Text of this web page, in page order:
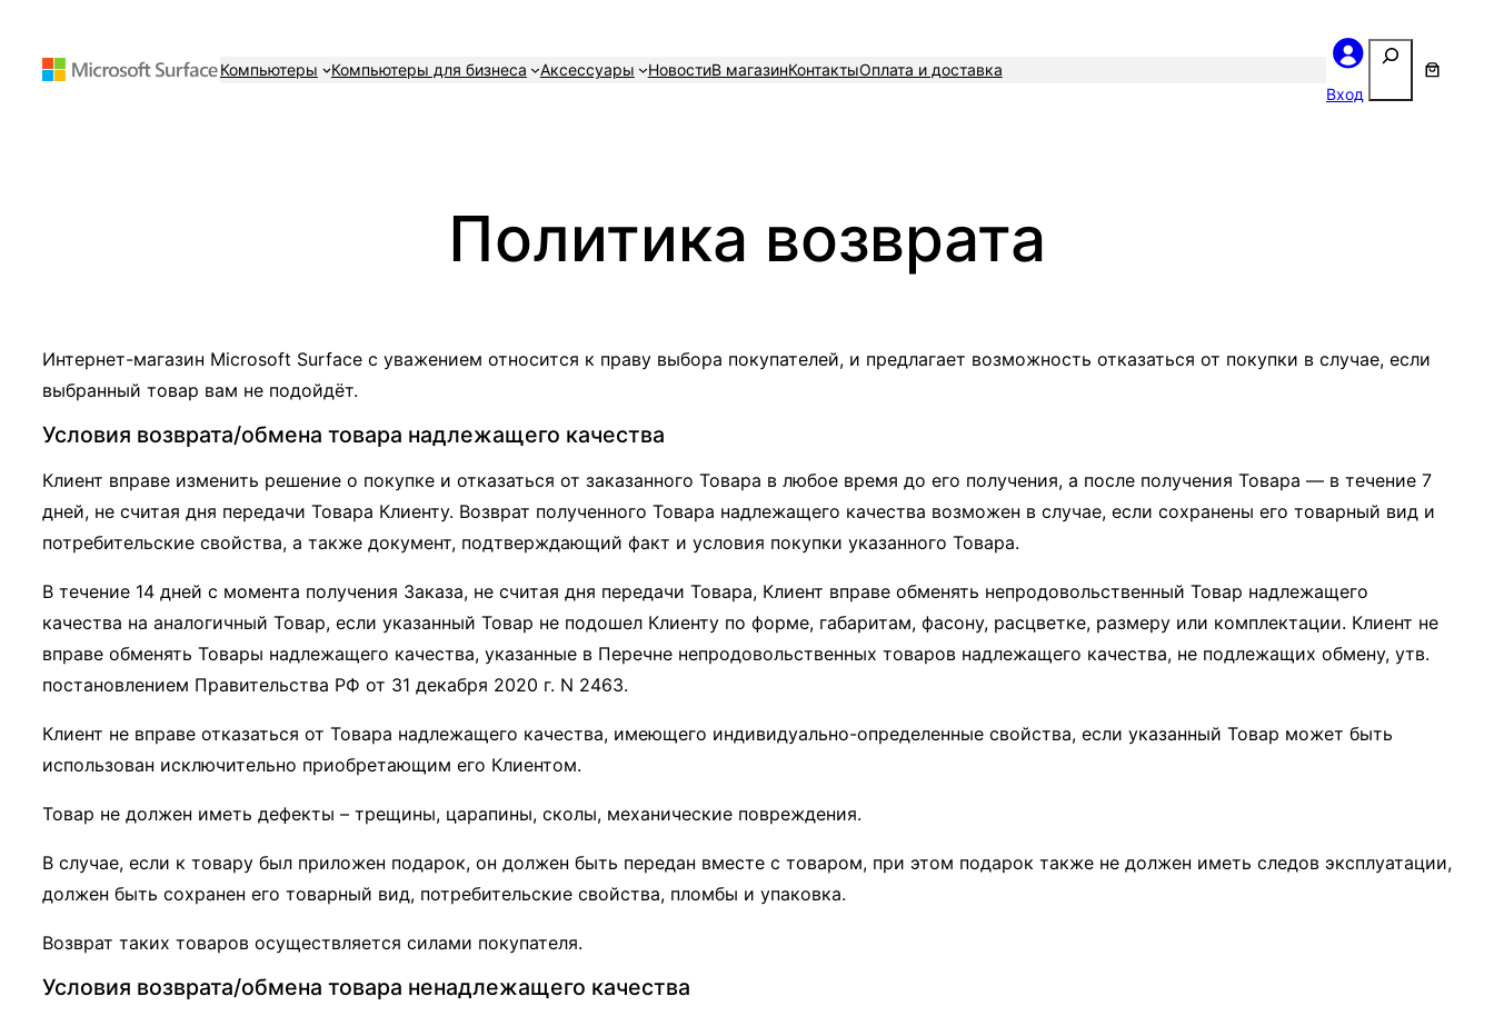
Компьютеры Компьютеры для бизнеса Аксессуары НовостиВ магазинКонтактыОплата и доставка
Вход
Поиск
Политика возврата
Интернет-магазин Microsoft Surface с уважением относится к праву выбора покупателей, и предлагает возможность отказаться от покупки в случае, если
выбранный товар вам не подойдёт.
Условия возврата/обмена товара надлежащего качества
Клиент вправе изменить решение о покупке и отказаться от заказанного Товара в любое время до его получения, а после получения Товара — в течение 7
дней, не считая дня передачи Товара Клиенту. Возврат полученного Товара надлежащего качества возможен в случае, если сохранены его товарный вид и
потребительские свойства, а также документ, подтверждающий факт и условия покупки указанного Товара.
В течение 14 дней с момента получения Заказа, не считая дня передачи Товара, Клиент вправе обменять непродовольственный Товар надлежащего
качества на аналогичный Товар, если указанный Товар не подошел Клиенту по форме, габаритам, фасону, расцветке, размеру или комплектации. Клиент не
вправе обменять Товары надлежащего качества, указанные в Перечне непродовольственных товаров надлежащего качества, не подлежащих обмену, утв.
постановлением Правительства РФ от 31 декабря 2020 г. N 2463.
Клиент не вправе отказаться от Товара надлежащего качества, имеющего индивидуально-определенные свойства, если указанный Товар может быть
использован исключительно приобретающим его Клиентом.
Товар не должен иметь дефекты – трещины, царапины, сколы, механические повреждения.
В случае, если к товару был приложен подарок, он должен быть передан вместе с товаром, при этом подарок также не должен иметь следов эксплуатации,
должен быть сохранен его товарный вид, потребительские свойства, пломбы и упаковка.
Возврат таких товаров осуществляется силами покупателя.
Условия возврата/обмена товара ненадлежащего качества